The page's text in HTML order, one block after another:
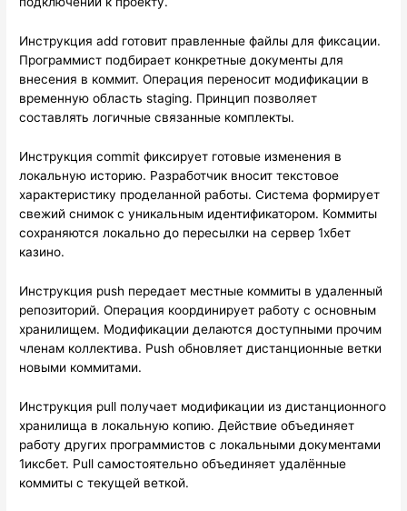
Инструкция add готовит правленные файлы для фиксации.
Программист подбирает конкретные документы для
внесения в коммит. Операция переносит модификации в
временную область staging. Принцип позволяет
составлять логичные связанные комплекты.
Инструкция commit фиксирует готовые изменения в
локальную историю. Разработчик вносит текстовое
характеристику проделанной работы. Система формирует
свежий снимок с уникальным идентификатором. Коммиты
сохраняются локально до пересылки на сервер 1хбет
казино.
Инструкция push передает местные коммиты в удаленный
репозиторий. Операция координирует работу с основным
хранилищем. Модификации делаются доступными прочим
членам коллектива. Push обновляет дистанционные ветки
новыми коммитами.
Инструкция pull получает модификации из дистанционного
хранилища в локальную копию. Действие объединяет
работу других программистов с локальными документами
1иксбет. Pull самостоятельно объединяет удалённые
коммиты с текущей веткой.